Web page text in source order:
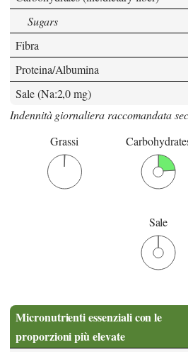
Sugars
Fibra
Proteina/Albumina
Sale (Na:2,0 mg)
Indennità giornaliera raccomandata
Grassi
Sale
Micronutrienti essenziali con le
proporzioni più elevate